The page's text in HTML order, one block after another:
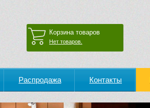
Корзина товаров
Нет товаров.
Распродажа Контакты